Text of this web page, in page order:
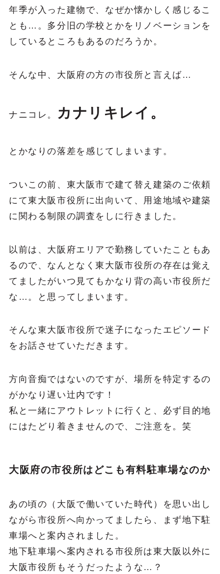
年季が入った建物で、なぜか懐かしく感じるこ
とも…。多分旧の学校とかをリノベーションを
しているところもあるのだろうか。
そんな中、大阪府の方の市役所と言えば…
ナニコレ。 カナリキレイ。
とかなりの落差を感じてしまいます。
ついこの前、東大阪市で建て替え建築のご依頼
にて東大阪市役所に出向いて、用途地域や建築
に関わる制限の調査をしに行きました。
以前は、大阪府エリアで勤務していたこともあ
るので、なんとなく東大阪市役所の存在は覚え
てましたがいつ見てもかなり背の高い市役所だ
な…。と思ってしまいます。
そんな東大阪市役所で迷子になったエピソード
をお話させていただきます。
方向音痴ではないのですが、場所を特定するの
がかなり遅い辻内です！
私と一緒にアウトレットに行くと、必ず目的地
にはたどり着きませんので、ご注意を。笑
大阪府の市役所はどこも有料駐車場なのか
あの頃の（大阪で働いていた時代）を思い出し
ながら市役所へ向かってましたら、まず地下駐
車場へと案内されました。
地下駐車場へ案内される市役所は東大阪以外に
大阪市役所もそうだったような…？